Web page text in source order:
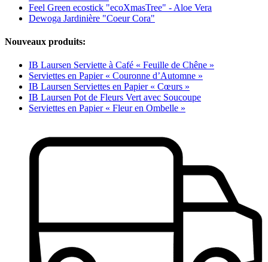
Feel Green ecostick "ecoXmasTree" - Aloe Vera
Dewoga Jardinière "Coeur Cora"
Nouveaux produits:
IB Laursen Serviette à Café « Feuille de Chêne »
Serviettes en Papier « Couronne d’Automne »
IB Laursen Serviettes en Papier « Cœurs »
IB Laursen Pot de Fleurs Vert avec Soucoupe
Serviettes en Papier « Fleur en Ombelle »